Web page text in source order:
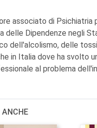
associato di Psichiatria
delle Dipendenze negli
dell'alcolismo, delle
in Italia dove ha svolto
al problema
ANCHE